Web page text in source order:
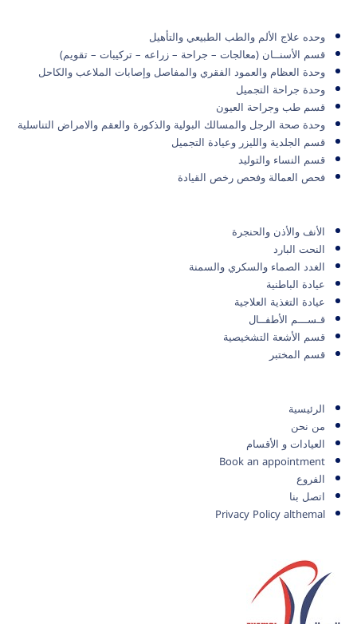
وحده علاج الألم والطب الطبيعي والتأهيل
قسم الأسنــان (معالجات – جراحة – زراعه – تركيبات – تقويم)
وحدة العظام والعمود الفقري والمفاصل وإصابات الملاعب والكاحل
وحدة جراحة التجميل
قسم طب وجراحة العيون
وحدة صحة الرجل والمسالك البولية والذكورة والعقم والامراض التناسلية
قسم الجلدية والليزر وعيادة التجميل
قسم النساء والتوليد
فحص العمالة وفحص رخص القيادة
الأنف والأذن والحنجرة
النحت البارد
الغدد الصماء والسكري والسمنة
عيادة الباطنية
عيادة التغذية العلاجية
قـســـم الأطفــال
قسم الأشعة التشخيصية
قسم المختبر
الرئيسية
من نحن
العيادات و الأقسام
Book an appointment
الفروع
اتصل بنا
Privacy Policy althemal